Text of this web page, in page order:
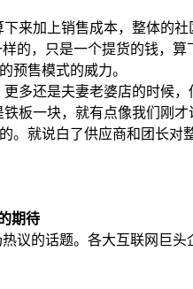
加上销售成本，整体的社
，只是一个提货的钱，算
预售模式的威力。
多还是夫妻老婆店的时候，
板一块，就有点像我们刚才
。就说白了供应商和团长
期待
议的话题。各大互联网巨